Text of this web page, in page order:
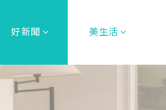
好新聞 美生活